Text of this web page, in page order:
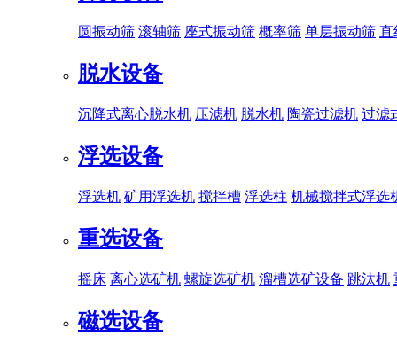
圆振动筛 滚轴筛 座式振动筛 概率筛 单层振动筛 直
脱水设备
沉降式离心脱水机 压滤机 脱水机 陶瓷过滤机 过滤
浮选设备
浮选机 矿用浮选机 搅拌槽 浮选柱 机械搅拌式浮选
重选设备
摇床 离心选矿机 螺旋选矿机 溜槽选矿设备 跳汰机
磁选设备